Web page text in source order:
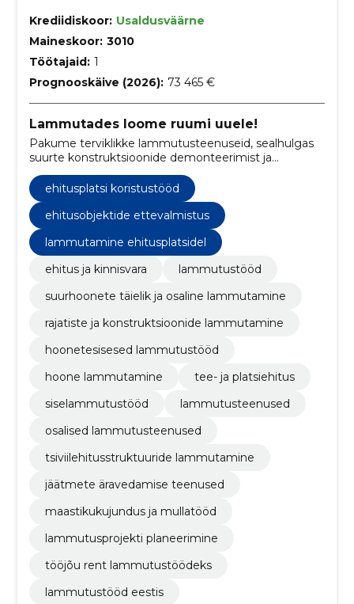
Krediidiskoor: Usaldusväärne
Maineskoor: 3010
Töötajaid: 1
Prognooskäive (2026): 73 465 €
Lammutades loome ruumi uuele!
Pakume terviklikke lammutusteenuseid, sealhulgas
suurte konstruktsioonide demonteerimist ja
ehitusjäätmete vastutustundlikku kõrvaldamist.
ehitusplatsi koristustööd
ehitusobjektide ettevalmistus
lammutamine ehitusplatsidel
ehitus ja kinnisvara
lammutustööd
suurhoonete täielik ja osaline lammutamine
rajatiste ja konstruktsioonide lammutamine
hoonetesisesed lammutustööd
hoone lammutamine
tee- ja platsiehitus
siselammutustööd
lammutusteenused
osalised lammutusteenused
tsiviilehitusstruktuuride lammutamine
jäätmete äravedamise teenused
maastikukujundus ja mullatööd
lammutusprojekti planeerimine
tööjõu rent lammutustöödeks
lammutustööd eestis